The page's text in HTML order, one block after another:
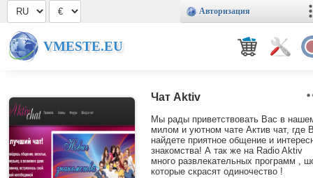
Авторизация
VMESTE.EU
Чат Aktiv
Мы рады приветствовать Вас в
милом и уютном чате Актив чат, где
найдете приятное общение и
знакомства! А так же на Radio Aktiv
много развлекательных программ ,
которые скрасят одиночество !